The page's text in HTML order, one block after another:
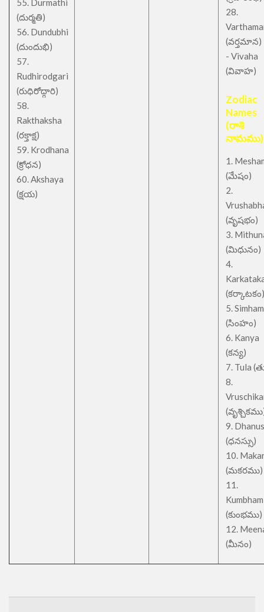
55. Durmathi
(దుర్మతి)
56. Dundubhi
(దుందుభి)
57.
Rudhirodgari
(రుధిరోద్గారి)
58.
Rakthaksha
(రక్తాక్ష)
59. Krodhana
(క్రోధన)
60. Akshaya
(క్షయ)
28.
(వర్తమాన)
- Vivaha
(వివాహ)
Zodiac
Names
(రాశి
నామము)
1.
(మేషం)
2.
(వృషభం)
3.
(మిధునం)
4.
(కర్కాటకం)
5. Simham
(సింహం)
6. Kanya
(కన్య)
7. Tula
8.
9.
(ధనస్సు)
10.
(మకరము)
11.
Kumbham
(కుంభము)
12.
(మీనం)